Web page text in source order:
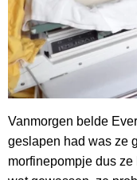
Vanmorgen belde
geslapen had was ze
morfinepompje dus